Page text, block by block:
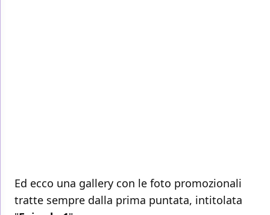
Ed ecco una gallery con le foto promozionali
tratte sempre dalla prima puntata, intitolata